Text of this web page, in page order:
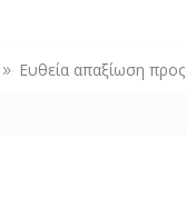
9 Ευθεία απαξίωση